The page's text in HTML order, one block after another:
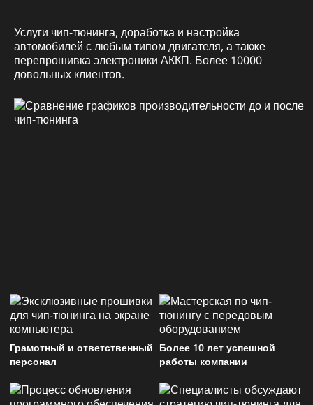
Услуги чип-тюнинга, доработка и настройка
автомобилей с любым типом двигателя, а также
перепрошивка электроники АККП. Более 10000
довольных клиентов.
Грамотный и ответственный
персонал
Более 10 лет успешной
работы компании